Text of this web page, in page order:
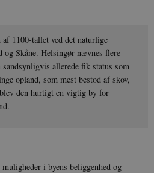
1100-tallet ved det naturlige
og Skåne. Helsingør nævnes flere
allerede fik status som
opland, som mest bestod af skov,
den hurtigt en vigtig by for
i byens beliggenhed og